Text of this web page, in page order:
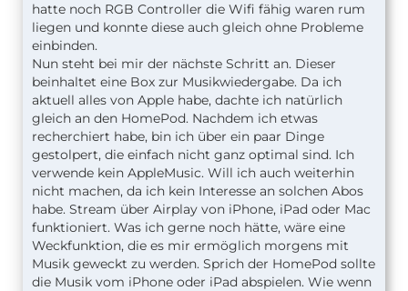
hatte noch RGB Controller die Wifi fähig waren rum
liegen und konnte diese auch gleich ohne Probleme
einbinden.
Nun steht bei mir der nächste Schritt an. Dieser
beinhaltet eine Box zur Musikwiedergabe. Da ich
aktuell alles von Apple habe, dachte ich natürlich
gleich an den HomePod. Nachdem ich etwas
recherchiert habe, bin ich über ein paar Dinge
gestolpert, die einfach nicht ganz optimal sind. Ich
verwende kein AppleMusic. Will ich auch weiterhin
nicht machen, da ich kein Interesse an solchen Abos
habe. Stream über Airplay von iPhone, iPad oder Mac
funktioniert. Was ich gerne noch hätte, wäre eine
Weckfunktion, die es mir ermöglich morgens mit
Musik geweckt zu werden. Sprich der HomePod sollte
die Musik vom iPhone oder iPad abspielen. Wie wenn